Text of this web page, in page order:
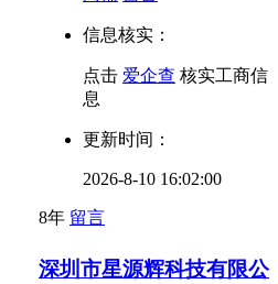
信息核实：
点击 爱企查 核实工商信
息
更新时间：
2026-8-10 16:02:00
8年 留言
深圳市星源辉科技有限公